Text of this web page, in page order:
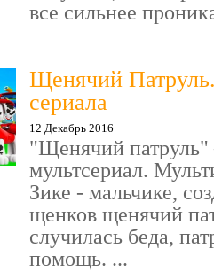
все сильнее
Щенячий
сериала
12 Декабрь 2016
"Щенячий патруль"
мультсериал.
Зике - мальчике,
щенков щенячий
случилась беда,
помощь. ...